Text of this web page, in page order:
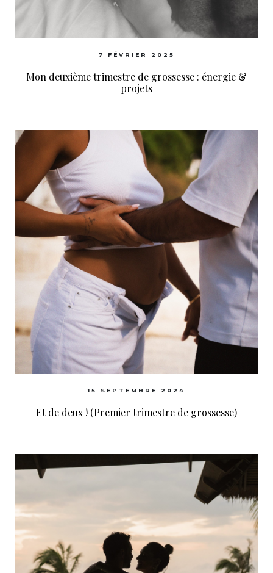
7 FÉVRIER 2025
Mon deuxième trimestre de grossesse : énergie &
projets
15 SEPTEMBRE 2024
Et de deux ! (Premier trimestre de grossesse)